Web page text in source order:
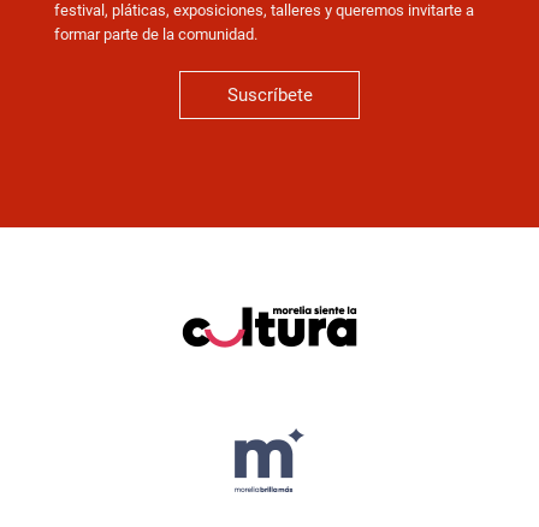
festival, pláticas, exposiciones, talleres y queremos invitarte a
formar parte de la comunidad.
Suscríbete